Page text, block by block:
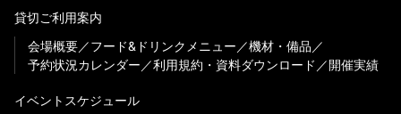
貸切ご利用案内
会場概要
フード&ドリンクメニュー
機材・備品
予約状況カレンダー
利用規約・資料ダウンロード 開催実績
イベントスケジュール